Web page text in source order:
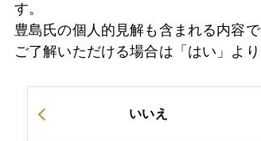
2024年03月11日 ＮＹ金、一時２２０
2024年03月08日 ＮＹ金、一時は２１
す。
豊島氏の個人的見解も含まれる内容
ご了解いただける場合は「はい」より
いいえ